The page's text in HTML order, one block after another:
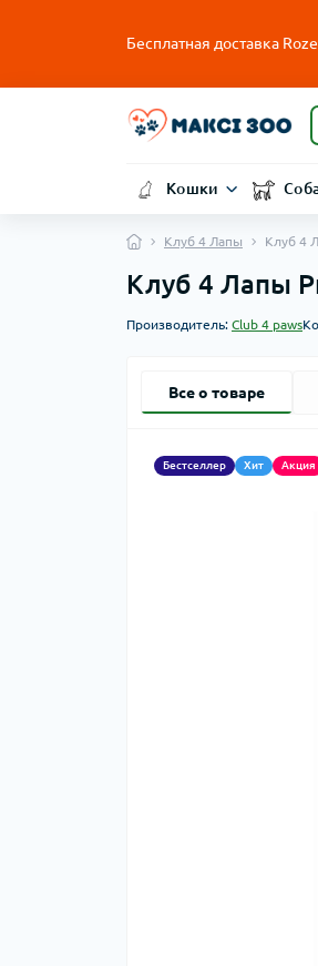
Бесплатная доставка
Кошки
Клуб 4 Лапы Клуб 4
Клуб 4 Лапы
Производитель: Club 4 paws
Все о товаре
Бестселлер Хит Акция